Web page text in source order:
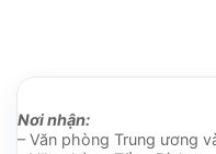
Nơi nhận:
– Văn phòng Trung ương